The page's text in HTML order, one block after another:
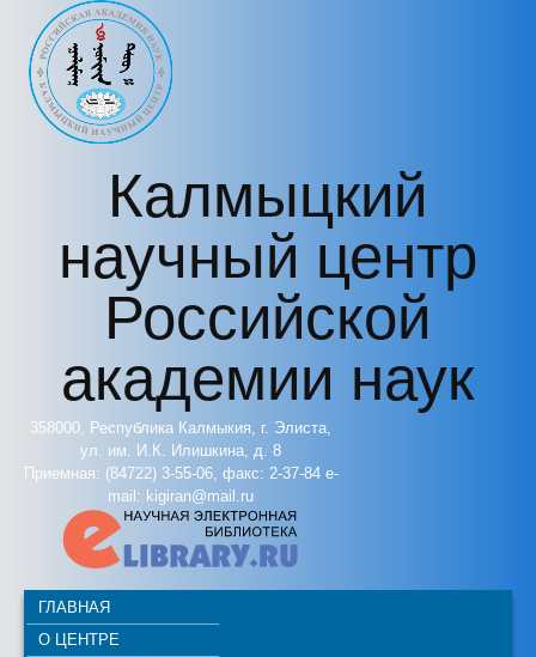
Перейти к основному содержанию
Калмыцкий
научный центр
Российской
академии наук
358000, Республика Калмыкия, г. Элиста,
ул. им. И.К. Илишкина, д. 8
Приемная: (84722) 3-55-06, факс: 2-37-84 e-
mail: kigiran@mail.ru
ГЛАВНАЯ
О ЦЕНТРЕ